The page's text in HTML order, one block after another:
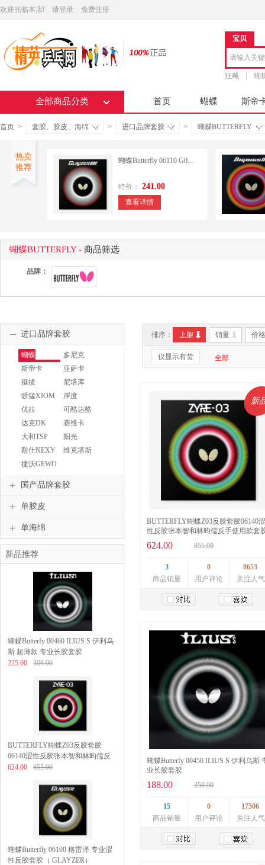
欢迎光临本店! 请登录 免费注册
宝贝
狂飚 蝴
全部商品分类 首页 蝴蝶 斯帝
首页 > 套胶、胶皮、海绵 > 进口品牌套胶 > 蝴蝶BUTTERFLY
热卖
推荐
蝴蝶Butterfly 06110 G0...
特价： 241.00
查看详情
蝴蝶BUTTERFLY - 商品筛选
品牌：
排序： 上架 销量 价格
仅显示有货 全部
新
BUTTERFLY蝴蝶Z03反胶套胶06140涩
性反胶张本智和林昀儒反手使用款套
释放出前所未有的旋转性能弧线更高
点更深！
624.00 855.00
3
商品销量
0
用户评论
8653
关注人气
蝴蝶Butterfy 00450 ILIUS S 伊利乌斯
业长胶套胶
188.00 258.00
15
商品销量
0
用户评论
17506
关注人气
进口品牌套胶
蝴蝶
BUTTERFLY
多尼克
DONIC
斯帝卡
STIGA
亚萨卡
YASAKA
挺拔
TIBHAR
尼塔库
NITTAKU
骄猛XIOM
岸度
ANDRO
优拉
JOOLA
可酷达酷
KKT
达克DK
赛维卡
SAVIGA
大和TSP
阳光
SUNFLEX
耐仕NEXY
维克塔斯
捷沃GEWO
国产品牌套胶
单胶皮
单海绵
新品推荐
蝴蝶Butterfy 00460 ILIUS S 伊利乌
斯 超薄款 专业长胶套胶
225.00
308.00
BUTTERFLY蝴蝶Z03反胶套胶
06140涩性反胶张本智和林昀儒反
手使用款套胶释放出前所未有的旋
624.00 855.00
蝴蝶Butterfly 06100 格雷泽 专业涩
性反胶套胶（ GLAYZER）